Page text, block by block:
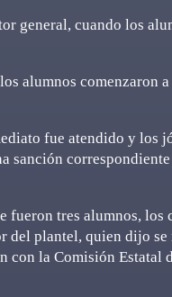
general, cuando los
alumnos comenzaron
fue atendido y los
sanción
tres alumnos, los
del plantel, quien dijo
con la Comisión Estatal